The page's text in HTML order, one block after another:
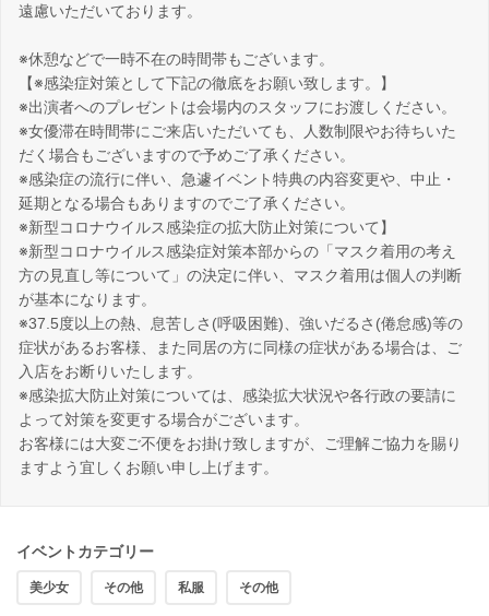
遠慮いただいております。
※休憩などで一時不在の時間帯もございます。
【※感染症対策として下記の徹底をお願い致します。】
※出演者へのプレゼントは会場内のスタッフにお渡しください。
※女優滞在時間帯にご来店いただいても、人数制限やお待ちいた
だく場合もございますので予めご了承ください。
※感染症の流行に伴い、急遽イベント特典の内容変更や、中止・
延期となる場合もありますのでご了承ください。
※新型コロナウイルス感染症の拡大防止対策について】
※新型コロナウイルス感染症対策本部からの「マスク着用の考え
方の見直し等について」の決定に伴い、マスク着用は個人の判断
が基本になります。
※37.5度以上の熱、息苦しさ(呼吸困難)、強いだるさ(倦怠感)等の
症状があるお客様、また同居の方に同様の症状がある場合は、ご
入店をお断りいたします。
※感染拡大防止対策については、感染拡大状況や各行政の要請に
よって対策を変更する場合がございます。
お客様には大変ご不便をお掛け致しますが、ご理解ご協力を賜り
ますよう宜しくお願い申し上げます。
イベントカテゴリー
美少女 その他 私服 その他